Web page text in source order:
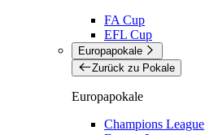
FA Cup
EFL Cup
Europapokale
Zurück zu Pokale
Europapokale
Champions League